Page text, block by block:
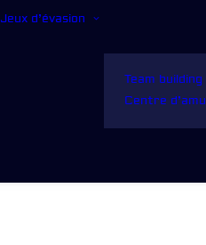
Jeux d’évasion
Team building
Centre